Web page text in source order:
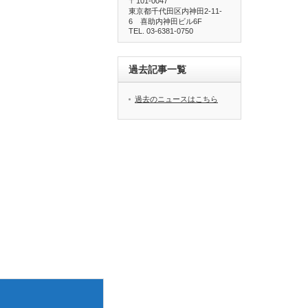
東京都千代田区内神田2-11-
6 喜助内神田ビル6F
TEL. 03-6381-0750
過去記事一覧
過去のニュースはこちら